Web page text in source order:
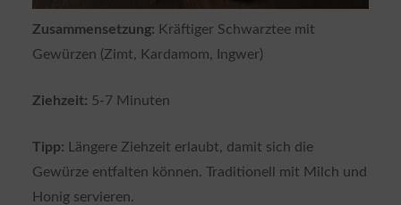
Zusammensetzung: Kräftiger Schwarztee mit
Gewürzen (Zimt, Kardamom, Ingwer)
Ziehzeit: 5-7 Minuten
Tipp: Längere Ziehzeit erlaubt, damit sich die
Gewürze entfalten können. Traditionell mit Milch und
Honig servieren.